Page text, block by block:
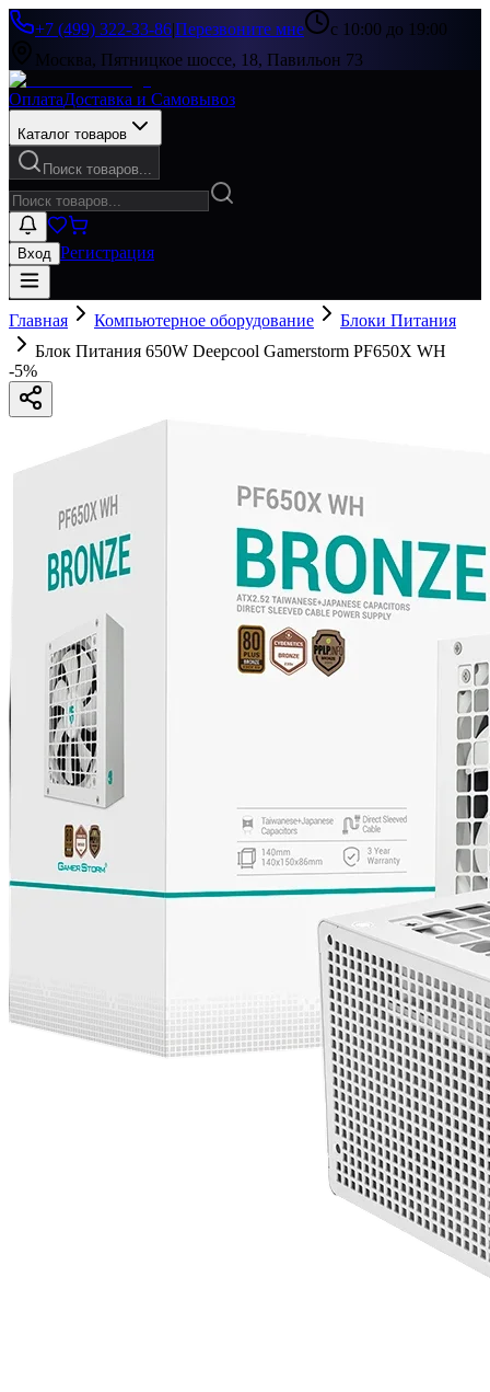
+7 (499) 322-33-86|Перезвоните мне
с 10:00 до 19:00
Москва, Пятницкое шоссе, 18, Павильон 73
ОплатаДоставка и Самовывоз
Каталог товаров
Поиск товаров...
Вход Регистрация
Главная Компьютерное оборудование
Блоки Питания
Блок Питания 650W Deepcool Gamerstorm PF650X WH
-5%